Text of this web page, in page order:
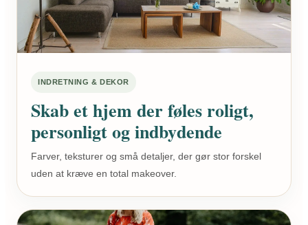
INDRETNING & DEKOR
Skab et hjem der føles roligt,
personligt og indbydende
Farver, teksturer og små detaljer, der gør stor forskel
uden at kræve en total makeover.